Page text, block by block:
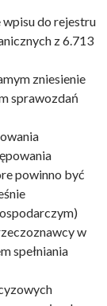
do rejestru
z 6.713
zniesienie
sprawozdań
powinno być
w
spełniania